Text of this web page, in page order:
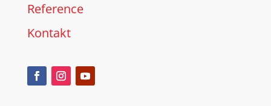
Reference
Kontakt